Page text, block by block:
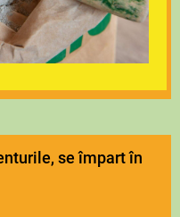
se împart în